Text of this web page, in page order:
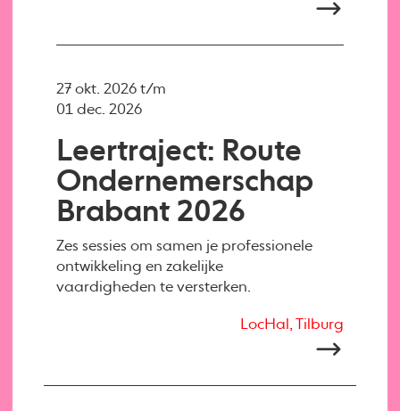
Leertraject: Route
Ondernemerschap
Brabant 2026
Zes sessies om samen je professionele
ontwikkeling en zakelijke
vaardigheden te versterken.
27 okt. 2026 t/m
01 dec. 2026
LocHal, Tilburg